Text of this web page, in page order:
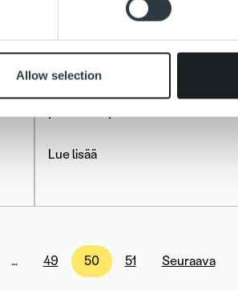
they’ve collected from your use of their
Allow selection
Haemme ohjelmisto-
Lue lisää
… 49 50 51 Seuraava